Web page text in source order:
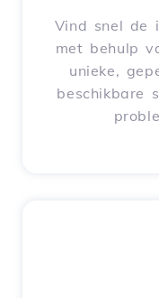
Vind snel de
met behulp
unieke,
beschikbare